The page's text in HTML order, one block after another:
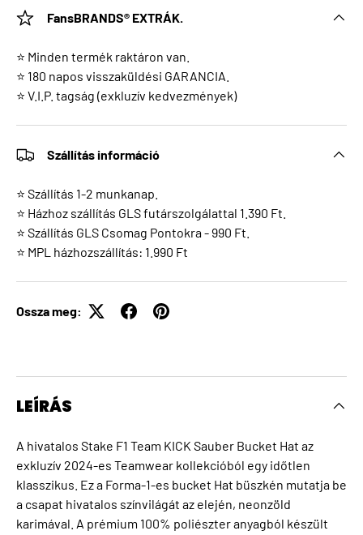
FansBRANDS® EXTRÁK.
⭐ Minden termék raktáron van.
⭐ 180 napos visszaküldési GARANCIA.
⭐ V.I.P. tagság (exkluzív kedvezmények)
Szállítás információ
⭐ Szállítás 1-2 munkanap.
⭐ Házhoz szállítás GLS futárszolgálattal 1.390 Ft.
⭐ Szállítás GLS Csomag Pontokra - 990 Ft.
⭐ MPL házhozszállítás: 1.990 Ft
Ossza meg:
LEÍRÁS
A hivatalos Stake F1 Team KICK Sauber Bucket Hat az
exkluzív 2024-es Teamwear kollekcióból egy időtlen
klasszikus. Ez a Forma-1-es bucket Hat büszkén mutatja be
a csapat hivatalos színvilágát az elején, neonzöld
karimával. A prémium 100% poliészter anyagból készült